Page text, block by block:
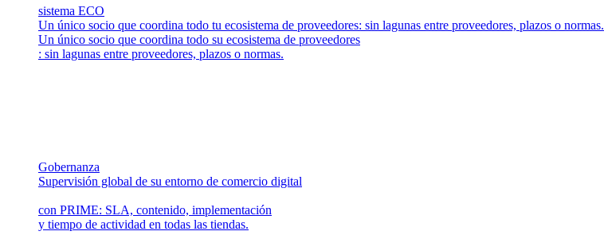
sistema ECO
Un único socio que coordina todo tu ecosistema de proveedores: sin lagunas entre proveedores, plazos o normas.
Un único socio que coordina todo su ecosistema de proveedores
: sin lagunas entre proveedores, plazos o normas.
Gobernanza
Supervisión global de su entorno de comercio digital
con PRIME: SLA, contenido, implementación
y tiempo de actividad en todas las tiendas.